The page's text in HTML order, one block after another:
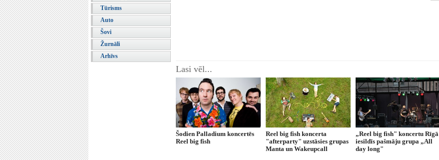
Tūrisms
Auto
Šovi
Žurnāli
Arhīvs
Lasi vēl...
Šodien Palladium koncertēs
Reel big fish
Reel big fish koncerta
"afterparty" uzstāsies grupas
Manta un Wakeupcall
„Reel big fish" koncertu Rīgā
iesildīs pašmāju grupa „All
day long"